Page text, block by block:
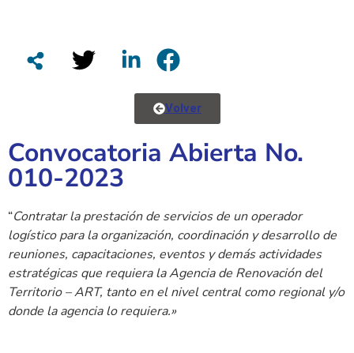
Volver
Convocatoria Abierta No.
010-2023
“Contratar la prestación de servicios de un operador
logístico para la organización, coordinación y desarrollo de
reuniones, capacitaciones, eventos y demás actividades
estratégicas que requiera la Agencia de Renovación del
Territorio – ART, tanto en el nivel central como regional y/o
donde la agencia lo requiera.»